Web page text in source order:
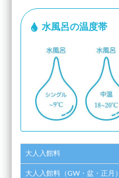
水風呂の温度帯
大人入館料
大人入館料（GW・盆・正月）